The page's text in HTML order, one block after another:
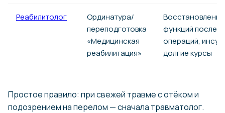
Реабилитолог
Ординатура/
переподготовка
«Медицинская
реабилитация»
Восстановление
функций после
операций,
долгие курсы
Простое правило: при свежей травме с отёком и
подозрением на перелом — сначала травматолог.